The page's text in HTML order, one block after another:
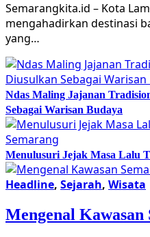
Semarangkita.id – Kota
mengahadirkan destinasi
yang…
Ndas Maling Jajanan
Sebagai Warisan Budaya
Menulusuri Jejak Masa Lalu
Headline, Sejarah, Wisata
Mengenal Kawasan